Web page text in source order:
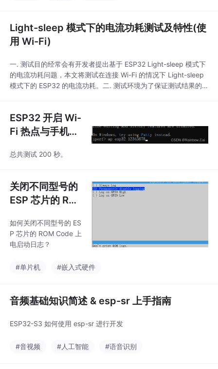
Light-sleep 模式下的电流功耗测试及特性(使
用 Wi-Fi)
一. 测试目的经常会有开发者提出基于 ESP32 Light-sleep 模式下
的电流功耗问题，本文将测试在连接 Wi-Fi 的情况下 Light-sleep
模式下的 ESP32 的电流功耗。二. 测试环境为了保证测试结果的
794a0。可通
ESP32 开启 Wi-
Fi 热点与手机端
来测试 ESP32
流程
总共测试 200 秒。
关闭不同型号的
ESP 芯片的 RO
动日志的流程
如何关闭不同型号的 ES
P 芯片的 ROM Code 上
电启动日志？
#单片机 #嵌入式硬件
音频基础知识简述 & esp-sr 上手指南
ESP32-S3 如何使用 esp-sr 进行开发
#音视频 #人工智能 #语音识别